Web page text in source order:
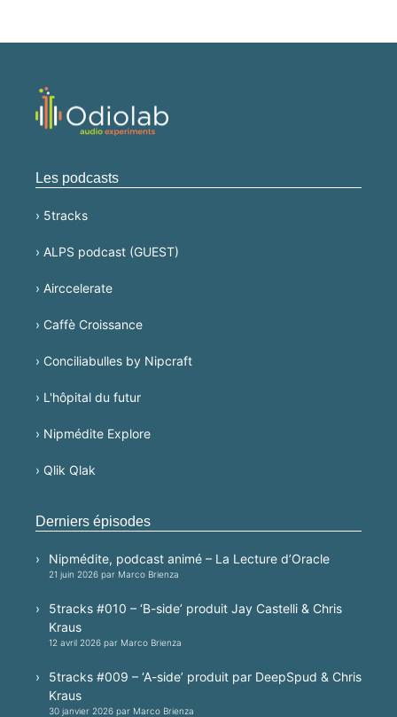
Les podcasts
› 5tracks
› ALPS podcast (GUEST)
› Airccelerate
› Caffè Croissance
› Conciliabulles by Nipcraft
› L'hôpital du futur
› Nipmédite Explore
› Qlik Qlak
Derniers épisodes
Nipmédite, podcast animé – La Lecture d’Oracle
21 juin 2026 par Marco Brienza
5tracks #010 – ‘B-side’ produit Jay Castelli & Chris
Kraus
12 avril 2026 par Marco Brienza
5tracks #009 – ‘A-side’ produit par DeepSpud & Chris
Kraus
30 janvier 2026 par Marco Brienza